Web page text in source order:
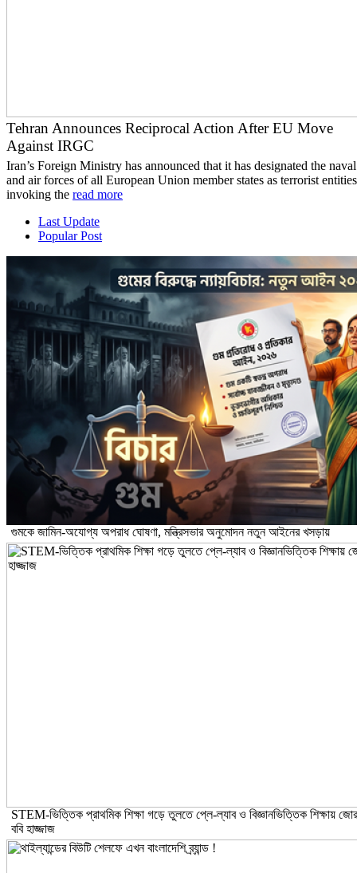
Tehran Announces Reciprocal Action After EU Move
Against IRGC
Iran’s Foreign Ministry has announced that it has designated the naval
and air forces of all European Union member states as terrorist
invoking the read more
Last Update
Popular Post
গুমকে জামিন-অযোগ্য অপরাধ ঘোষণা, মন্ত্রিসভার অনুমোদন নতুন আইনের খসড়ায়
STEM-ভিত্তিক প্রাথমিক শিক্ষা গড়ে তুলতে প্লে-ল্যাব ও বিজ্ঞানভিত্তিক শিক্ষায়
ববি হাজ্জাজ